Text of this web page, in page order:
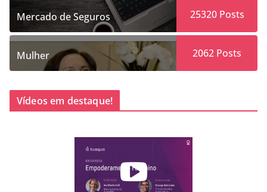
Mercado de Seguros 25320Posts
Mulher 2062 Posts
Vídeos em destaque!